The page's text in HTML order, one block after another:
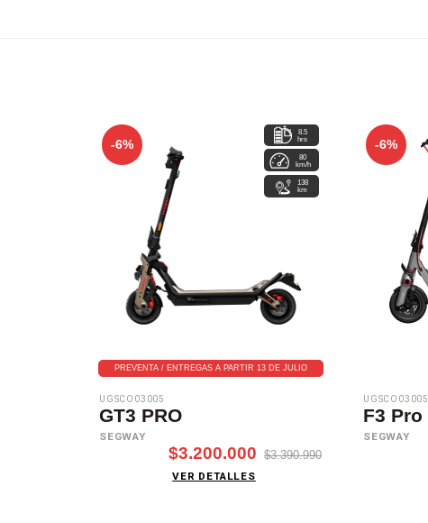
-6%
8.5
hrs
80
km/h
138
km
PREVENTA / ENTREGAS A PARTIR 13 DE JULIO
UGSCO03005
GT3 PRO
SEGWAY
$3.200.000 $3.390.990
VER DETALLES
-6%
UGSCO03005
F3 Pro
SEGWAY